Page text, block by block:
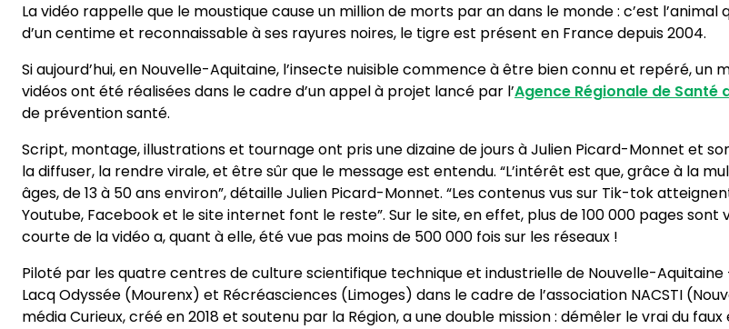
La vidéo rappelle que le moustique cause un million de morts par an dans le monde : c’est l’animal
d’un centime et reconnaissable à ses rayures noires, le tigre est présent en France depuis 2004.
Si aujourd’hui, en Nouvelle-Aquitaine, l’insecte nuisible commence à être bien connu et repéré,
vidéos ont été réalisées dans le cadre d’un appel à projet lancé par l’Agence Régionale de Santé
de prévention santé.
Script, montage, illustrations et tournage ont pris une dizaine de jours à Julien Picard-Monnet et
la diffuser, la rendre virale, et être sûr que le message est entendu. “L’intérêt est que, grâce à la
âges, de 13 à 50 ans environ”, détaille Julien Picard-Monnet. “Les contenus vus sur Tik-tok
Youtube, Facebook et le site internet font le reste”. Sur le site, en effet, plus de 100 000 pages
courte de la vidéo a, quant à elle, été vue pas moins de 500 000 fois sur les réseaux !
Piloté par les quatre centres de culture scientifique technique et industrielle de Nouvelle-
Lacq Odyssée (Mourenx) et Récréasciences (Limoges) dans le cadre de l’association NACSTI
média Curieux, créé en 2018 et soutenu par la Région, a une double mission : démêler le vrai du